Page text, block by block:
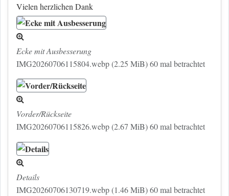
Vielen herzlichen Dank
Ecke mit Ausbesserung
IMG20260706115804.webp (2.25 MiB) 60 mal betrachtet
Vorder/Rückseite
IMG20260706115826.webp (2.67 MiB) 60 mal betrachtet
Details
IMG20260706130719.webp (1.46 MiB) 60 mal betrachtet